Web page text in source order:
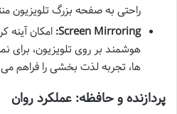
راحتی به صفحه بزرگ تلویزیون
Screen Mirroring: امکان
هوشمند بر روی تلویزیون، برای
ها، تجربه لذت بخشی را فراهم
پردازنده و حافظه: عملکرد روان